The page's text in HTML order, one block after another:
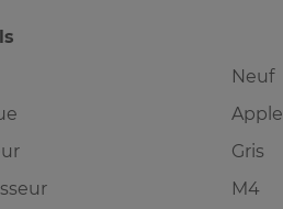
Neuf
Apple
Gris
M4